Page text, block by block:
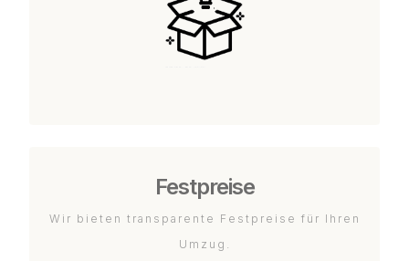
Festpreise
Wir bieten transparente Festpreise für Ihren
Umzug.